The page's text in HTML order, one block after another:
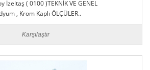
İzeltaş ( 0100 )TEKNİK VE GENEL
, Krom Kaplı ÖLÇÜLER..
Karşılaştır